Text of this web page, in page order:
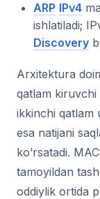
ARP IPv4
ishlatiladi;
Discovery
Arxitektura
qatlam kiruvchi
ikkinchi qatlam
esa natijani
ko’rsatadi.
tamoyildan
oddiylik ortida